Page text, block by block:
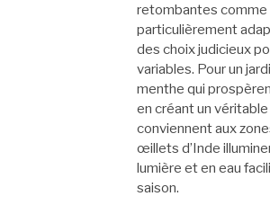
retombantes comme
particulièrement
des choix judicieux
variables. Pour un
menthe qui
en créant un
conviennent aux
œillets d’Inde
lumière et en eau
saison.